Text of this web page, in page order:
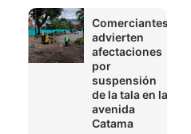
Comerciantes
advierten
afectaciones
por
suspensión
de la tala en la
avenida
Catama